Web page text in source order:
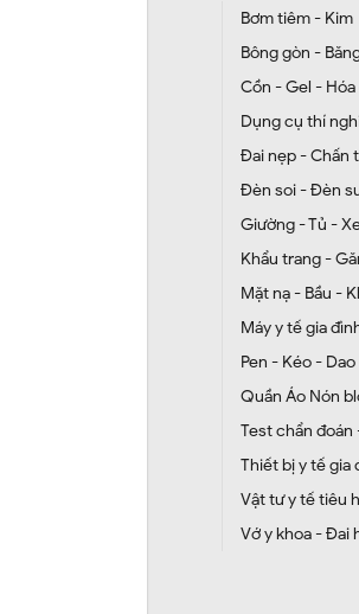
Bơm tiêm - Kim
Bông gòn -
Cồn - Gel -
Dụng cụ thí
Đai nẹp - Chấn
Đèn soi - Đèn
Giường - Tủ -
Khẩu trang -
Mặt nạ - Bầu -
Máy y tế gia
Pen - Kéo -
Quần Áo Nón
Test chẩn
Thiết bị y tế gia
Vật tư y tế tiêu
Vớ y khoa - Đai